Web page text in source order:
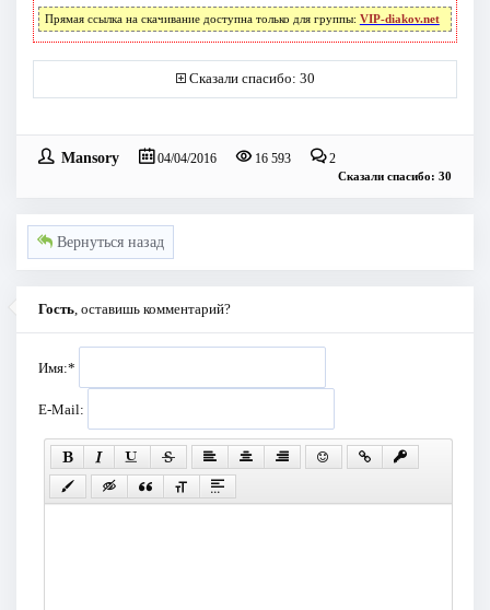
Прямая ссылка на скачивание доступна только для группы: VIP-diakov.net
Сказали спасибо: 30
Mansory 04/04/2016 16 593 2
Сказали спасибо: 30
Вернуться назад
Гость , оставишь комментарий?
Имя:*
E-Mail: